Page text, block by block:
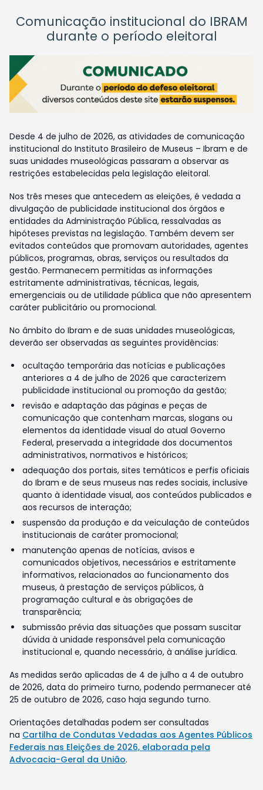
Comunicação institucional do IBRAM
durante o período eleitoral
Desde 4 de julho de 2026, as atividades de comunicação
institucional do Instituto Brasileiro de Museus – Ibram e de
suas unidades museológicas passaram a observar as
restrições estabelecidas pela legislação eleitoral.
Nos três meses que antecedem as eleições, é vedada a
divulgação de publicidade institucional dos órgãos e
entidades da Administração Pública, ressalvadas as
hipóteses previstas na legislação. Também devem ser
evitados conteúdos que promovam autoridades, agentes
públicos, programas, obras, serviços ou resultados da
gestão. Permanecem permitidas as informações
estritamente administrativas, técnicas, legais,
emergenciais ou de utilidade pública que não apresentem
caráter publicitário ou promocional.
No âmbito do Ibram e de suas unidades museológicas,
deverão ser observadas as seguintes providências:
ocultação temporária das notícias e publicações
anteriores a 4 de julho de 2026 que caracterizem
publicidade institucional ou promoção da gestão;
revisão e adaptação das páginas e peças de
comunicação que contenham marcas, slogans ou
elementos da identidade visual do atual Governo
Federal, preservada a integridade dos documentos
administrativos, normativos e históricos;
adequação dos portais, sites temáticos e perfis oficiais
do Ibram e de seus museus nas redes sociais, inclusive
quanto à identidade visual, aos conteúdos publicados e
aos recursos de interação;
suspensão da produção e da veiculação de conteúdos
institucionais de caráter promocional;
manutenção apenas de notícias, avisos e
comunicados objetivos, necessários e estritamente
informativos, relacionados ao funcionamento dos
museus, à prestação de serviços públicos, à
programação cultural e às obrigações de
transparência;
submissão prévia das situações que possam suscitar
dúvida à unidade responsável pela comunicação
institucional e, quando necessário, à análise jurídica.
As medidas serão aplicadas de 4 de julho a 4 de outubro
de 2026, data do primeiro turno, podendo permanecer até
25 de outubro de 2026, caso haja segundo turno.
Orientações detalhadas podem ser consultadas
na Cartilha de Condutas Vedadas aos Agentes Públicos
Federais nas Eleições de 2026, elaborada pela
Advocacia-Geral da União.